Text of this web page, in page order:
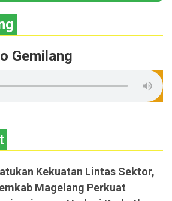
Gemilang
Kekuatan Lintas Sektor,
Magelang Perkuat